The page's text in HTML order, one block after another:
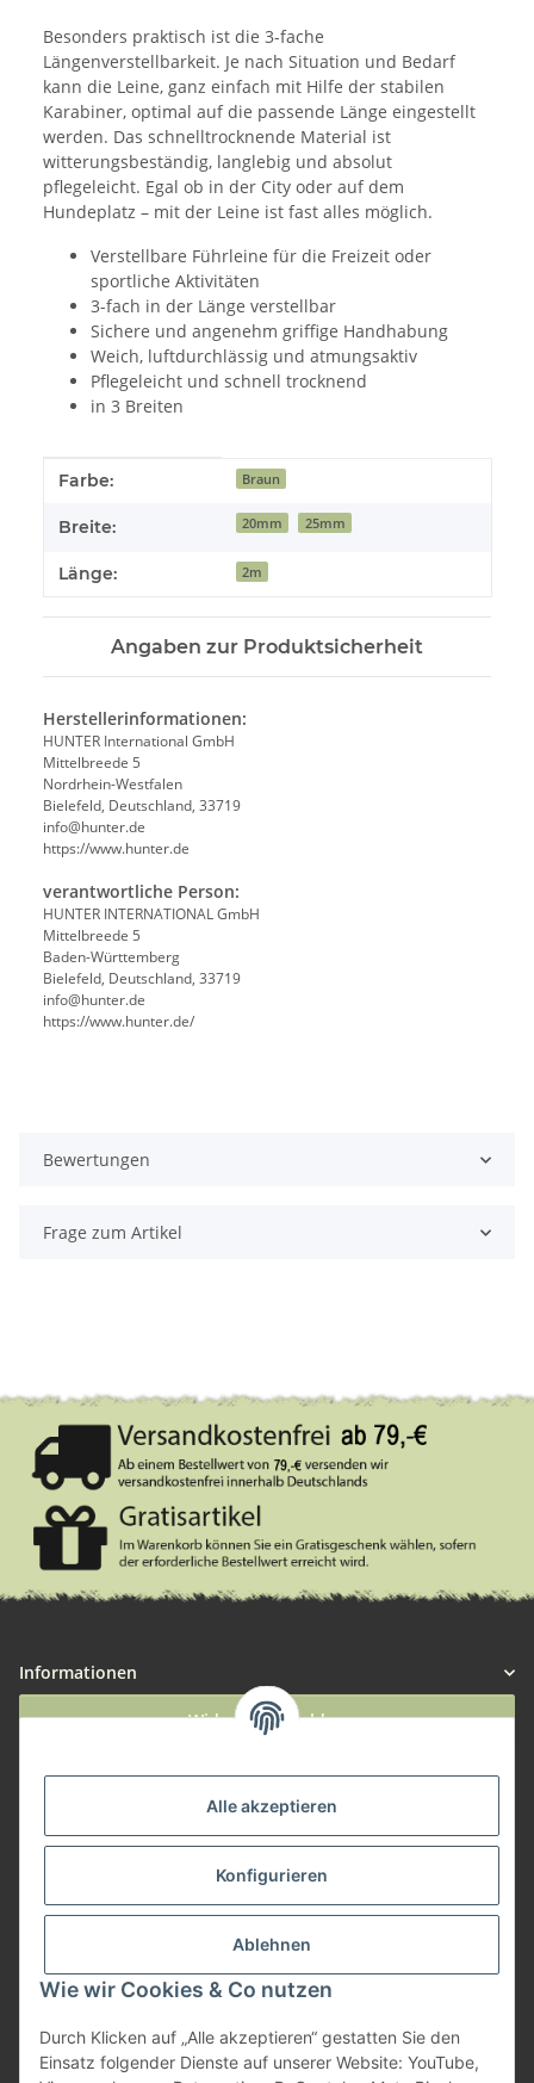
Alle akzeptieren
Konfigurieren
Ablehnen
Wie wir Cookies & Co nutzen
Durch Klicken auf „Alle akzeptieren“ gestatten Sie den
Einsatz folgender Dienste auf unserer Website: YouTube,
Besonders praktisch ist die 3-fache
Längenverstellbarkeit. Je nach Situation und Bedarf
kann die Leine, ganz einfach mit Hilfe der stabilen
Karabiner, optimal auf die passende Länge eingestellt
werden. Das schnelltrocknende Material ist
witterungsbeständig, langlebig und absolut
pflegeleicht. Egal ob in der City oder auf dem
Hundeplatz – mit der Leine ist fast alles möglich.
Verstellbare Führleine für die Freizeit oder
sportliche Aktivitäten
3-fach in der Länge verstellbar
Sichere und angenehm griffige Handhabung
Weich, luftdurchlässig und atmungsaktiv
Pflegeleicht und schnell trocknend
in 3 Breiten
Produkteigenschaft
Wert
Farbe: Braun
Breite: 20mm 25mm
Länge: 2m
Angaben zur Produktsicherheit
Herstellerinformationen:
HUNTER International GmbH
Mittelbreede 5
Nordrhein-Westfalen
Bielefeld, Deutschland, 33719
info@hunter.de
https://www.hunter.de
verantwortliche Person:
HUNTER INTERNATIONAL GmbH
Mittelbreede 5
Baden-Württemberg
Bielefeld, Deutschland, 33719
info@hunter.de
https://www.hunter.de/
Bewertungen
Frage zum Artikel
Informationen
Widerruf anmelden
Zahlungsmöglichkeiten